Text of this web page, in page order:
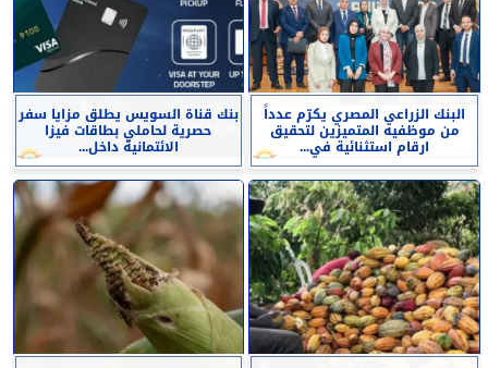
البنك الزراعي المصري يكرّم عدداً
من موظفيه المتميزين لتحقيق
ارقام استثنائية في...
بنك قناة السويس يطلق مزايا سفر
حصرية لحاملي بطاقات فيزا
الائتمانية داخل...